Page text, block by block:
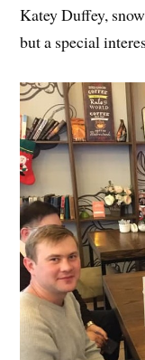
Katey Duffey,
but a special